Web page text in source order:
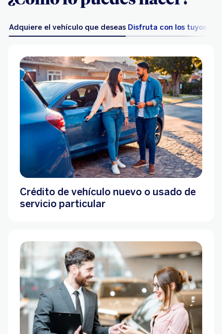
Adquiere el vehículo que deseas Disfruta con los tuyos
Crédito de vehículo nuevo o usado de
servicio particular